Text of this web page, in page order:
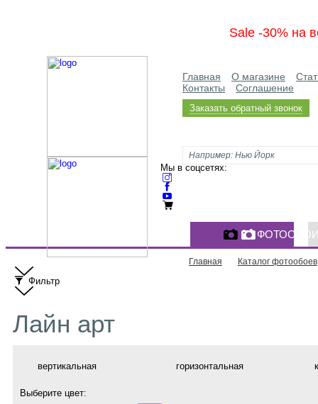
Sale -30% на
Главная О магазине
Контакты
Соглашение
Заказать обратный звонок
Мы в соцсетях:
Главная Каталог фотообоев
Фильтр
Лайн арт
вертикальная горизонтальная
Выберите цвет: